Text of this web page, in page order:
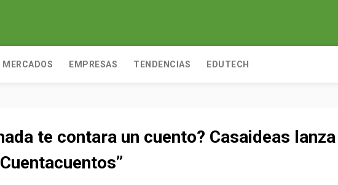
MERCADOS EMPRESAS TENDENCIAS EDUTECH
te contara un cuento? Casaideas lanza